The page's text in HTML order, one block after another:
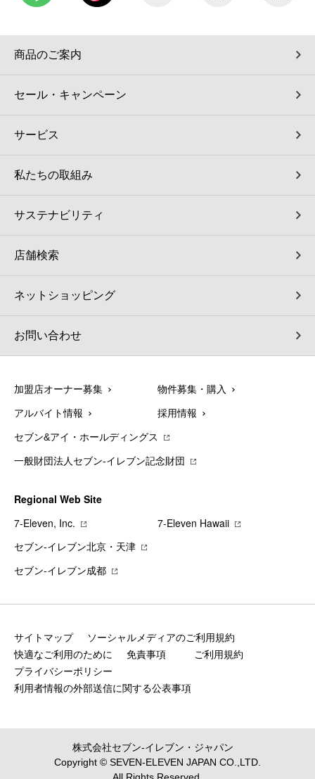
モバイルWi-Fiバッテリーシェアリング（店舗限定）
荷物預かりサービス「ecbocloakエクボクローク」（店舗限定）
パウダースペース ラブン（店舗限定）
ソフトバンクギフト
商品のご案内
セール・キャンペーン
サービス
私たちの取組み
サステナビリティ
店舗検索
ネットショッピング
お問い合わせ
加盟店オーナー募集 物件募集・購入
アルバイト情報 採用情報
セブン&アイ・ホールディングス
一般財団法人セブン-イレブン記念財団
Regional Web Site
7‐Eleven, Inc.
7‐Eleven Hawaii
セブン‐イレブン北京・天津
セブン‐イレブン成都
サイトマップ
ソーシャルメディアのご利用規約
快適なご利用のために
免責事項
ご利用規約
プライバシーポリシー
利用者情報の外部送信に関する公表事項
株式会社セブン‐イレブン・ジャパン
Copyright © SEVEN-ELEVEN JAPAN CO.,LTD.